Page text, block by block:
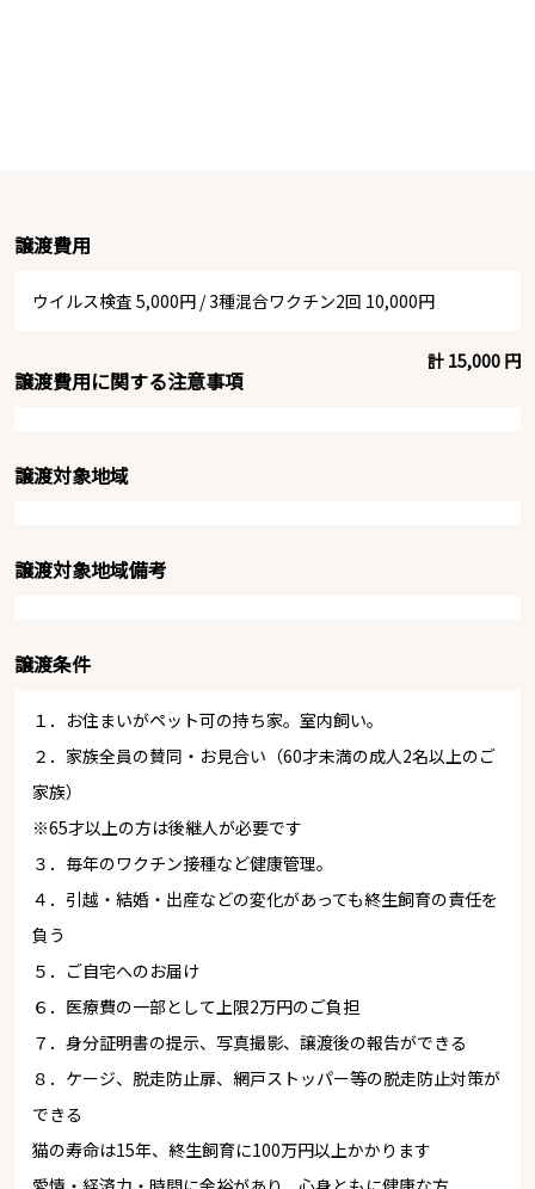
譲渡費用
ウイルス検査 5,000円 /3種混合ワクチン2回 10,000円
計 15,000 円
譲渡費用に関する注意事項
譲渡対象地域
譲渡対象地域備考
譲渡条件
１．お住まいがペット可の持ち家。室内飼い。
２．家族全員の賛同・お見合い（60才未満の成人2名以上のご
家族）
※65才以上の方は後継人が必要です
３．毎年のワクチン接種など健康管理。
４．引越・結婚・出産などの変化があっても終生飼育の責任を
負う
５．ご自宅へのお届け
６．医療費の一部として上限2万円のご負担
７．身分証明書の提示、写真撮影、譲渡後の報告ができる
８．ケージ、脱走防止扉、網戸ストッパー等の脱走防止対策が
できる
猫の寿命は15年、終生飼育に100万円以上かかります